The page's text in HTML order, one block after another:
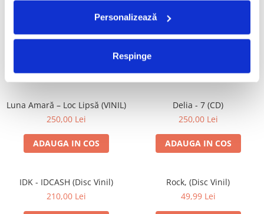
Personalizează
Respinge
Fugees - The Score (CD)
Cargo- Spiritus Sanctus (Editie
150,00 Lei
Luna Amară – Loc Lipsă (VINIL)
250,00 Lei
ADAUGA IN COS
Delia - 7 (CD)
250,00 Lei
ADAUGA IN COS
IDK - IDCASH (Disc Vinil)
210,00 Lei
Rock, (Disc Vinil)
49,99 Lei